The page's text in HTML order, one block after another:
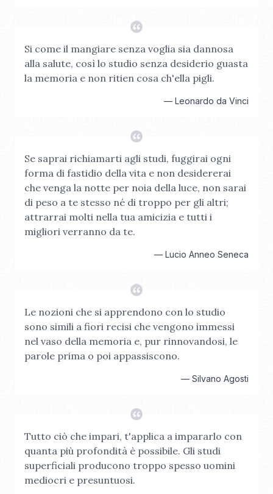
Si come il mangiare senza voglia sia dannosa
alla salute, così lo studio senza desiderio guasta
la memoria e non ritien cosa ch'ella pigli.
— Leonardo da Vinci
Se saprai richiamarti agli studi, fuggirai ogni
forma di fastidio della vita e non desidererai
che venga la notte per noia della luce, non sarai
di peso a te stesso né di troppo per gli altri;
attrarrai molti nella tua amicizia e tutti i
migliori verranno da te.
— Lucio Anneo Seneca
Le nozioni che si apprendono con lo studio
sono simili a fiori recisi che vengono immessi
nel vaso della memoria e, pur rinnovandosi, le
parole prima o poi appassiscono.
— Silvano Agosti
Tutto ciò che impari, t'applica a impararlo con
quanta più profondità è possibile. Gli studi
superficiali producono troppo spesso uomini
mediocri e presuntuosi.